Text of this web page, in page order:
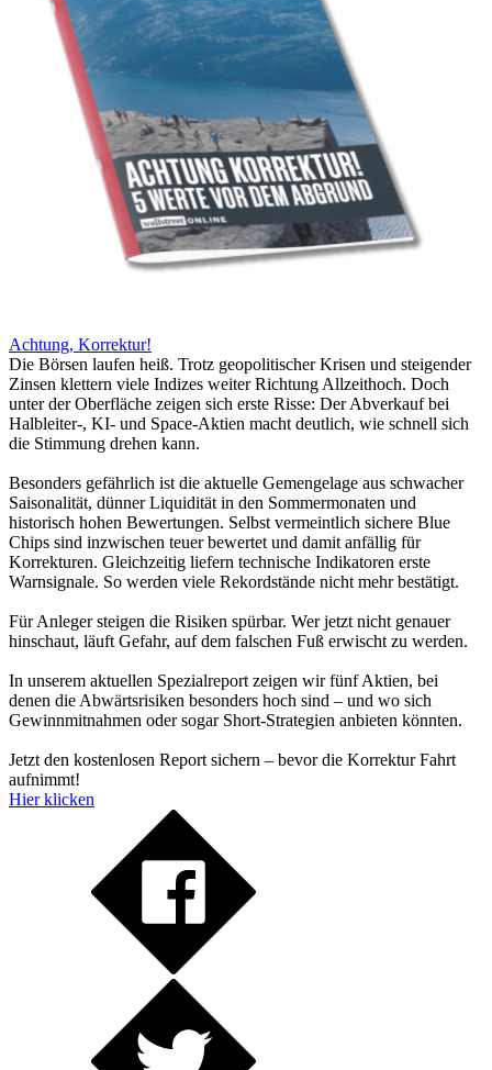
Achtung, Korrektur!
Die Börsen laufen heiß. Trotz geopolitischer Krisen und steigender
Zinsen klettern viele Indizes weiter Richtung Allzeithoch. Doch
unter der Oberfläche zeigen sich erste Risse: Der Abverkauf bei
Halbleiter-, KI- und Space-Aktien macht deutlich, wie schnell sich
die Stimmung drehen kann.
Besonders gefährlich ist die aktuelle Gemengelage aus schwacher
Saisonalität, dünner Liquidität in den Sommermonaten und
historisch hohen Bewertungen. Selbst vermeintlich sichere Blue
Chips sind inzwischen teuer bewertet und damit anfällig für
Korrekturen. Gleichzeitig liefern technische Indikatoren erste
Warnsignale. So werden viele Rekordstände nicht mehr bestätigt.
Für Anleger steigen die Risiken spürbar. Wer jetzt nicht genauer
hinschaut, läuft Gefahr, auf dem falschen Fuß erwischt zu werden.
In unserem aktuellen Spezialreport zeigen wir fünf Aktien, bei
denen die Abwärtsrisiken besonders hoch sind – und wo sich
Gewinnmitnahmen oder sogar Short-Strategien anbieten könnten.
Jetzt den kostenlosen Report sichern – bevor die Korrektur Fahrt
aufnimmt!
Hier klicken